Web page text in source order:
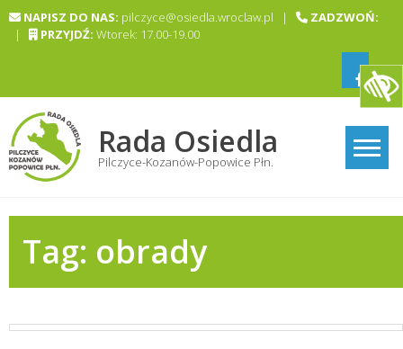
Skip NAPISZ DO NAS: pilczyce@osiedla.wroclaw.pl |
ZADZWOŃ:
|
PRZYJDŹ: Wtorek: 17.00-19.00
Rada Osiedla
Pilczyce-Kozanów-Popowice Płn.
Tag: obrady